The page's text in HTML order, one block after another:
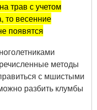
трав с учетом
то весенние
появятся
методы
с мшистыми
разбить клумбы